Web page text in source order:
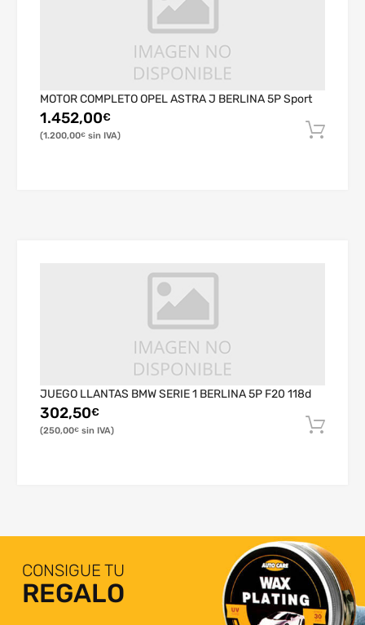
MOTOR COMPLETO OPEL ASTRA J BERLINA 5P Sport
1.452,00€
1.200,00€
JUEGO LLANTAS BMW SERIE 1 BERLINA 5P F20 118d
302,50€
250,00€
CONSIGUE TU
REGALO